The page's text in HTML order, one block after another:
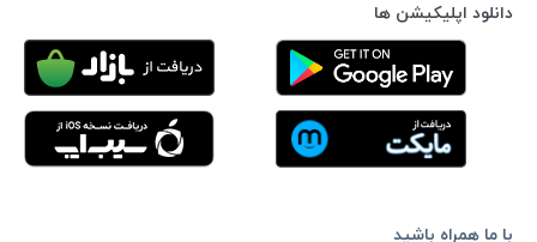
دانلود اپلیکیشن ها
با ما همراه باشید